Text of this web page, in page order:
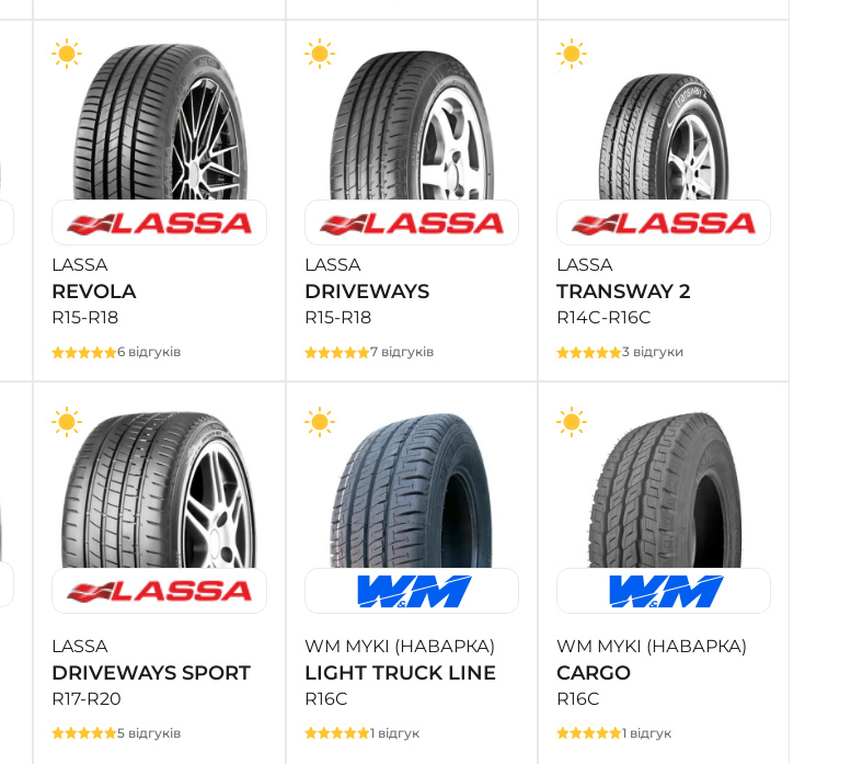
LASSA
REVOLA
R15-R18
6 відгуків
LASSA
DRIVEWAYS
R15-R18
7 відгуків
LASSA
TRANSWAY 2
R14C-R16C
3 відгуки
LASSA
DRIVEWAYS SPORT
R17-R20
5 відгуків
WM MYKI (НАВАРКА)
LIGHT TRUCK LINE
R16C
1 відгук
WM MYKI (НАВАРКА)
CARGO
R16C
1 відгук